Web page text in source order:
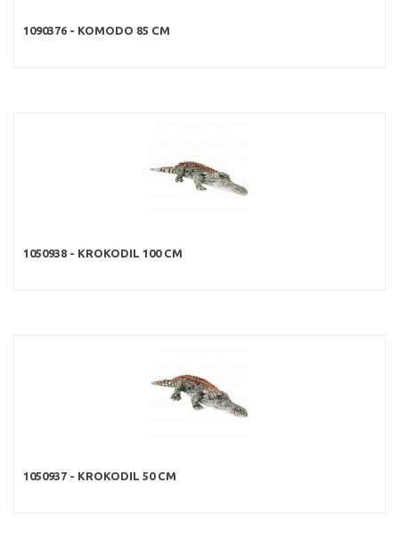
1090376 - KOMODO 85 CM
1050938 - KROKODIL 100 CM
1050937 - KROKODIL 50 CM